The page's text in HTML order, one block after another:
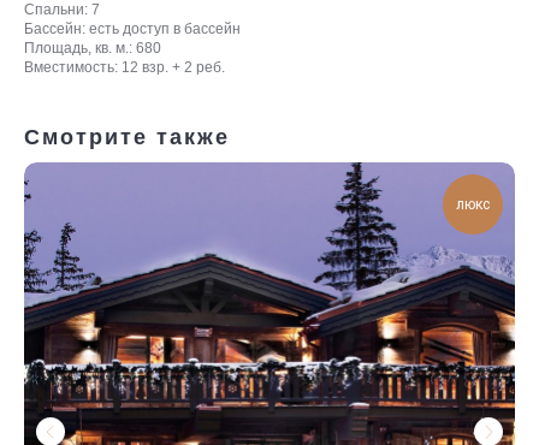
Спальни: 7
Бассейн: есть доступ в бассейн
Площадь, кв. м.: 680
Вместимость: 12 взр. + 2 реб.
Смотрите также
люкс